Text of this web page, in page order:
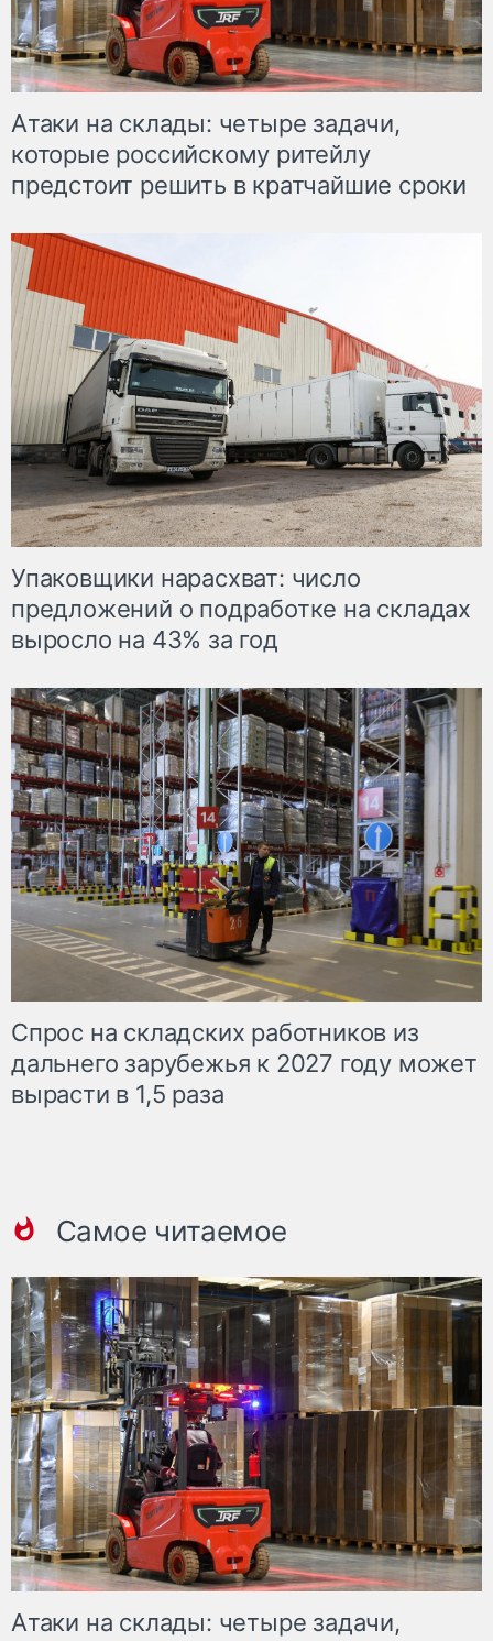
Атаки на склады: четыре задачи,
которые российскому ритейлу
предстоит решить в кратчайшие сроки
Упаковщики нарасхват: число
предложений о подработке на складах
выросло на 43% за год
Спрос на складских работников из
дальнего зарубежья к 2027 году может
вырасти в 1,5 раза
Самое читаемое
Атаки на склады: четыре задачи,